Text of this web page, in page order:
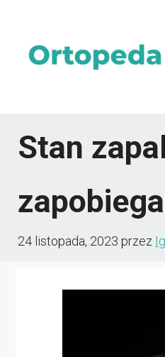
treści
Stan
24 listopada, 2023 przez